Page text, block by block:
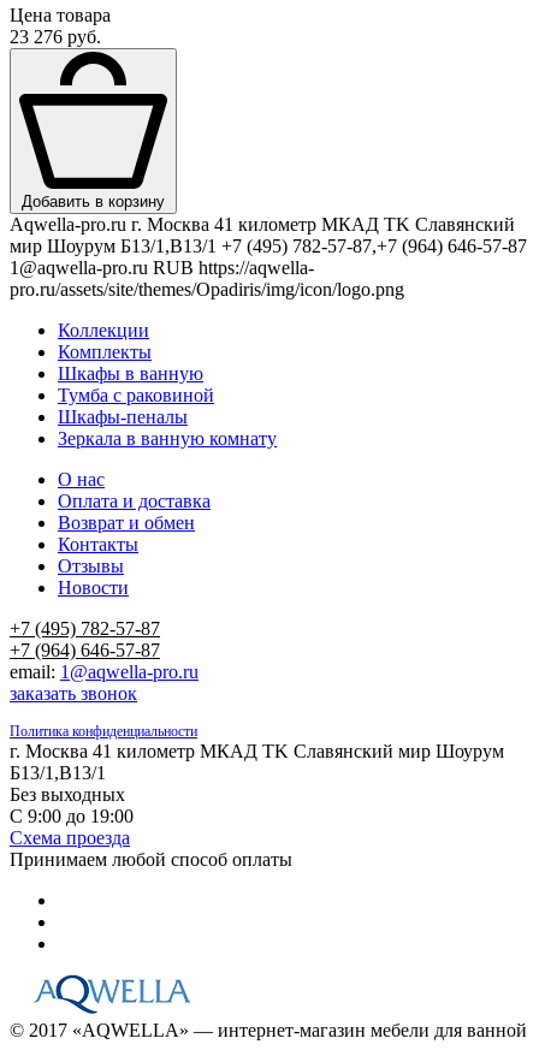
Цена товара
23 276 руб.
Добавить в корзину
Aqwella-pro.ru г. Москва 41 километр МКАД TK Славянский
мир Шоурум Б13/1,В13/1 +7 (495) 782-57-87,+7 (964) 646-57-87
1@aqwella-pro.ru RUB https://aqwella-
pro.ru/assets/site/themes/Opadiris/img/icon/logo.png
Коллекции
Комплекты
Шкафы в ванную
Тумба с раковиной
Шкафы-пеналы
Зеркала в ванную комнату
О нас
Оплата и доставка
Возврат и обмен
Контакты
Отзывы
Новости
+7 (495) 782-57-87
+7 (964) 646-57-87
email: 1@aqwella-pro.ru
заказать звонок
Политика конфиденциальности
г. Москва 41 километр МКАД TK Славянский мир Шоурум
Б13/1,В13/1
Без выходных
С 9:00 до 19:00
Схема проезда
Принимаем любой способ оплаты
© 2017 «AQWELLA» — интернет-магазин мебели для ванной